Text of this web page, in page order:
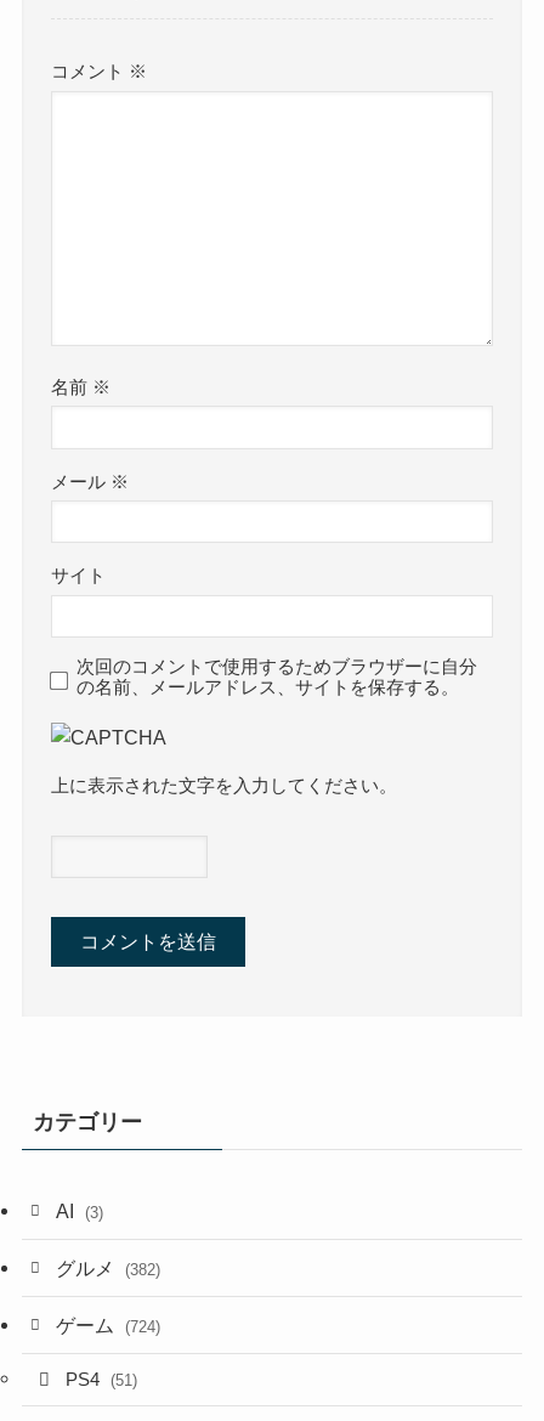
コメント ※
名前 ※
メール ※
サイト
次回のコメントで使用するためブラウザーに自分
の名前、メールアドレス、サイトを保存する。
上に表示された文字を入力してください。
カテゴリー
AI (3)
グルメ (382)
ゲーム (724)
PS4 (51)